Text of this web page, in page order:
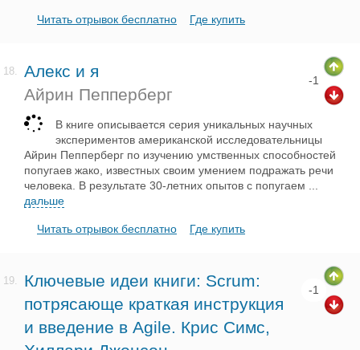
Читать отрывок бесплатно Где купить
18.
Алекс и я
Айрин Пепперберг
-1
В книге описывается серия уникальных научных
экспериментов американской исследовательницы
Айрин Пепперберг по изучению умственных способностей
попугаев жако, известных своим умением подражать речи
человека. В результате 30-летних опытов с попугаем
дальше
Читать отрывок бесплатно Где купить
19.
Ключевые идеи книги: Scrum:
потрясающе краткая инструкция
и введение в Agile. Крис Симс,
-1